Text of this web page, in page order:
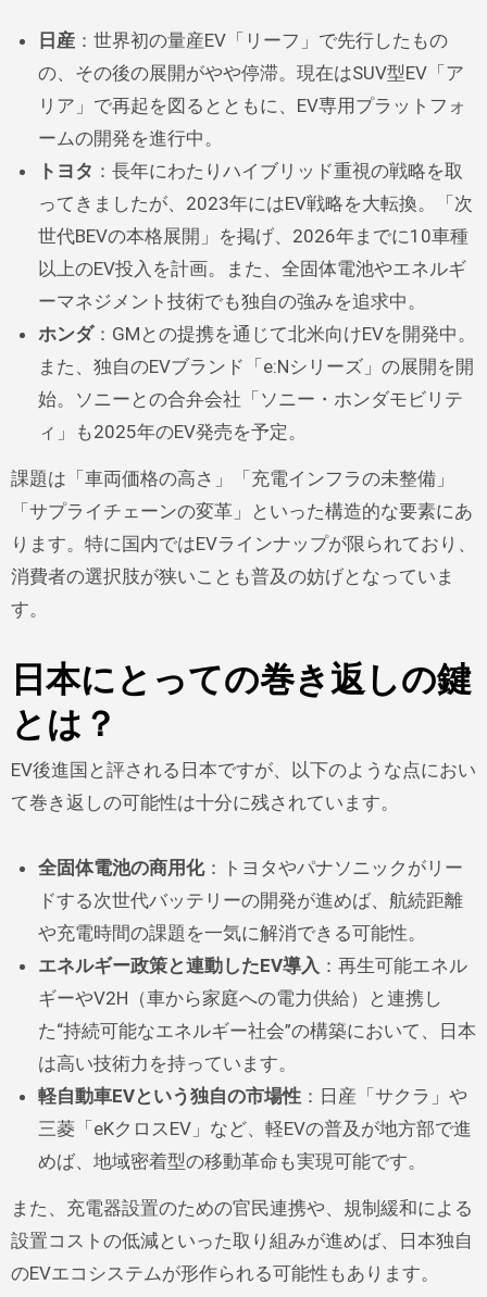
日産 ：世界初の量産EV「リーフ」で先行したもの
の、その後の展開がやや停滞。現在はSUV型EV「ア
リア」で再起を図るとともに、EV専用プラットフォ
ームの開発を進行中。
トヨタ ：長年にわたりハイブリッド重視の戦略を取
ってきましたが、2023年にはEV戦略を大転換。「次
世代BEVの本格展開」を掲げ、2026年までに10車種
以上のEV投入を計画。また、全固体電池やエネルギ
ーマネジメント技術でも独自の強みを追求中。
ホンダ：GMとの提携を通じて北米向けEVを開発中。
また、独自のEVブランド「e:Nシリーズ」の展開を開
始。ソニーとの合弁会社「ソニー・ホンダモビリテ
ィ」も2025年のEV発売を予定。
課題は「車両価格の高さ」「充電インフラの未整備」
「サプライチェーンの変革」といった構造的な要素にあ
ります。特に国内ではEVラインナップが限られており、
消費者の選択肢が狭いことも普及の妨げとなっていま
す。
日本にとっての巻き返しの鍵
とは？
EV後進国と評される日本ですが、以下のような点におい
て巻き返しの可能性は十分に残されています。
全固体電池の商用化：トヨタやパナソニックがリー
ドする次世代バッテリーの開発が進めば、航続距離
や充電時間の課題を一気に解消できる可能性。
エネルギー政策と連動したEV導入 ：再生可能エネル
ギーやV2H（車から家庭への電力供給）と連携し
た“持続可能なエネルギー社会”の構築において、日本
は高い技術力を持っています。
軽自動車EVという独自の市場性 ：日産「サクラ」や
三菱「eKクロスEV」など、軽EVの普及が地方部で進
めば、地域密着型の移動革命も実現可能です。
また、充電器設置のための官民連携や、規制緩和による
設置コストの低減といった取り組みが進めば、日本独自
のEVエコシステムが形作られる可能性もあります。